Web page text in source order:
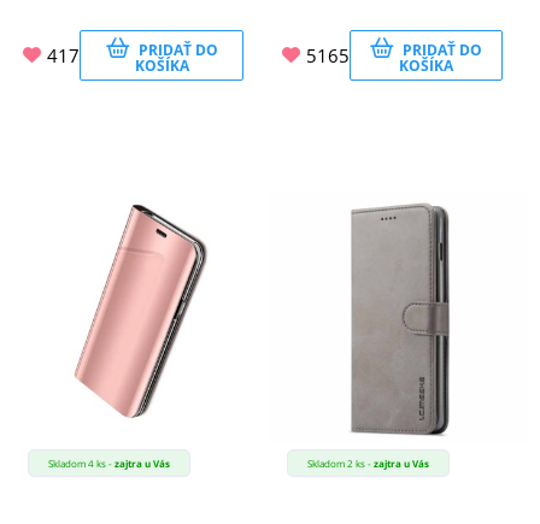
417 PRIDAŤ DO
KOŠÍKA 5165 PRIDAŤ DO
KOŠÍKA
Skladom 4 ks -zajtra u Vás Skladom 2 ks -zajtra u Vás